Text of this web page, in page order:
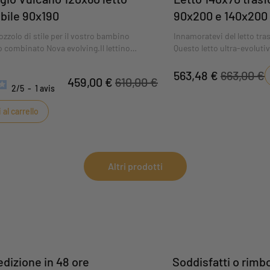
90x190
di stile per il vostro bambino
combinato Nova evolving.Il lettino
con il Grigio Vulcano, creando
uno spazio decisamente elegante.
2/5 - 1 avis 459,00 € 610,00 €
carrello
90x200 e
Linen
Innamoratevi del letto
Questo letto ultra-
accompagnare il
563,48 € 663,00 €
Altri prodotti
in 48 ore Soddisfatti o